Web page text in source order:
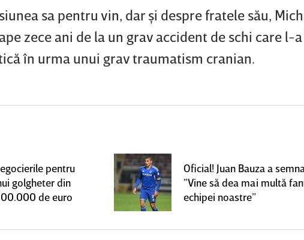
sa pentru vin, dar şi despre fratele său,
zece ani de la un grav accident de schi care l-
în urma unui grav traumatism cranian.
pentru
golgheter din
de euro
Oficial! Juan Bauza a
”Vine să dea mai multă
echipei noastre”